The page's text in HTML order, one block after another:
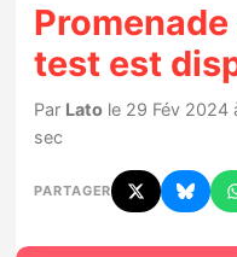
Actualités
Jeux
Hardware
test est
Par Lato le 29 Fév 2024
sec
PARTAGER